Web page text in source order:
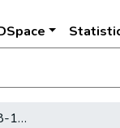
A régi Pest 1843-1848-1852